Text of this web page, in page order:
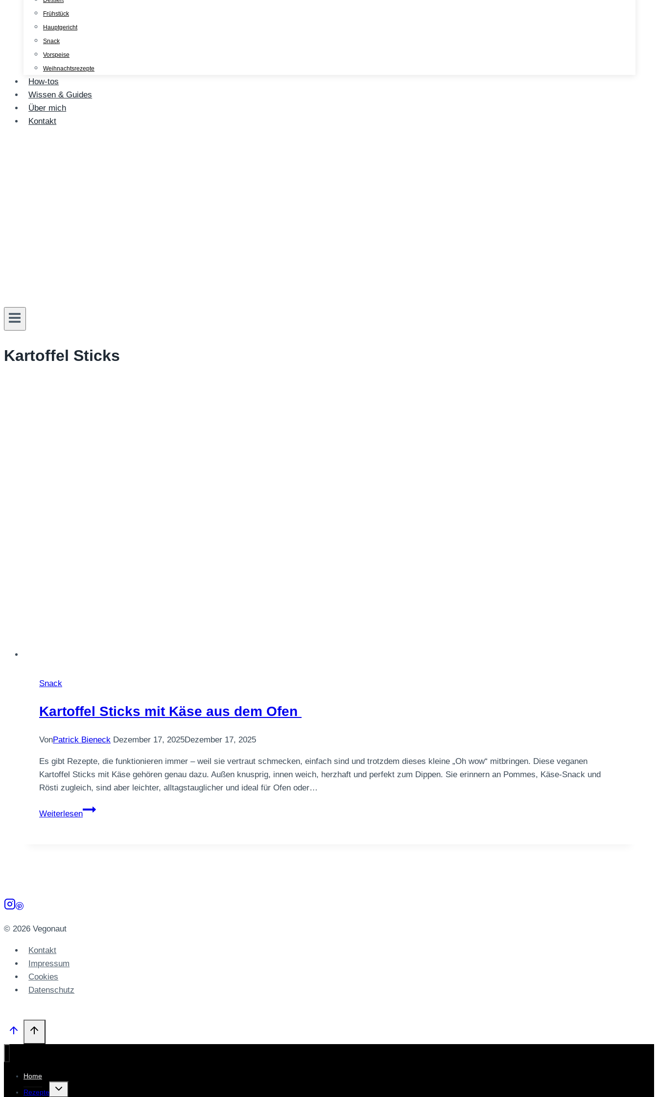
Frühstück
Hauptgericht
Snack
Vorspeise
Weihnachtsrezepte
How-tos
Wissen & Guides
Über mich
Kontakt
Kartoffel Sticks
Snack
Kartoffel Sticks mit Käse aus dem Ofen
VonPatrick Bieneck Dezember 17, 2025Dezember 17, 2025
Es gibt Rezepte, die funktionieren immer – weil sie vertraut schmecken, einfach sind und trotzdem dieses kleine „Oh wow“ mitbringen. Diese veganen
Kartoffel Sticks mit Käse gehören genau dazu. Außen knusprig, innen weich, herzhaft und perfekt zum Dippen. Sie erinnern an Pommes, Käse-Snack und
Rösti zugleich, sind aber leichter, alltagstauglicher und ideal für Ofen oder…
Weiterlesen
Kartoffel
© 2026 Vegonaut
Kontakt
Impressum
Cookies
Datenschutz­
Home
Rezepte
Untermenü